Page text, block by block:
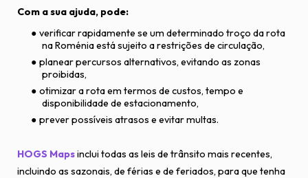
Com a sua ajuda, pode:
verificar rapidamente se um determinado troço da rota
na Roménia está sujeito a restrições de circulação,
planear percursos alternativos, evitando as zonas
proibidas,
otimizar a rota em termos de custos, tempo e
disponibilidade de estacionamento,
prever possíveis atrasos e evitar multas.
HOGS Mapsinclui todas as leis de trânsito mais recentes,
incluindo as sazonais, de férias e de feriados, para que tenha